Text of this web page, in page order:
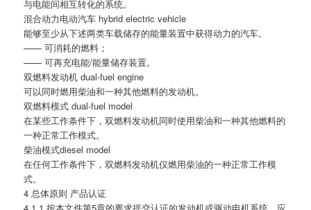
与电能间相互转化的系统。
混合动力电动汽车 hybrid electric vehicle
能够至少从下述两类车载储存的能量装置中获得动力的汽车。
—— 可消耗的燃料；
—— 可再充电能/能量储存装置。
双燃料发动机 dual-fuel engine
可以同时燃用柴油和一种其他燃料的发动机。
双燃料模式 dual-fuel model
在某些工作条件下，双燃料发动机同时使用柴油和一种其他燃料的
一种正常工作模式。
柴油模式diesel model
在任何工作条件下，双燃料发动机仅燃用柴油的一种正常工作模
式。
4 总体原则 产品认证
4.1.1 按本文件第5章的要求提交认证的发动机或驱动电机系统，应